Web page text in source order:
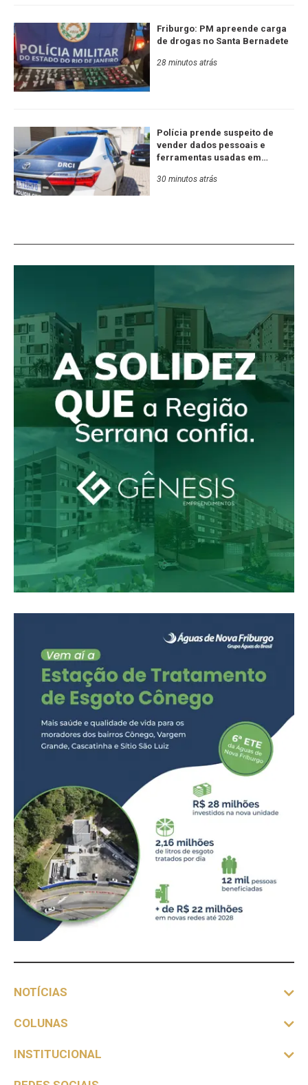
Friburgo: PM apreende carga
de drogas no Santa Bernadete
28 minutos atrás
Polícia prende suspeito de
vender dados pessoais e
ferramentas usadas em
30 minutos atrás
NOTÍCIAS
COLUNAS
INSTITUCIONAL